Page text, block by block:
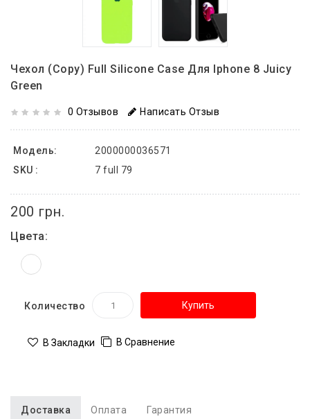
Чехол (copy) Full Silicone Case Для Iphone 8 Juicy
Green
0 Отзывов Написать Отзыв
Модель:
2000000036571
SKU :
7 full 79
200 грн.
Цвета:
Количество Купить
В Закладки В Сравнение
Доставка Оплата Гарантия